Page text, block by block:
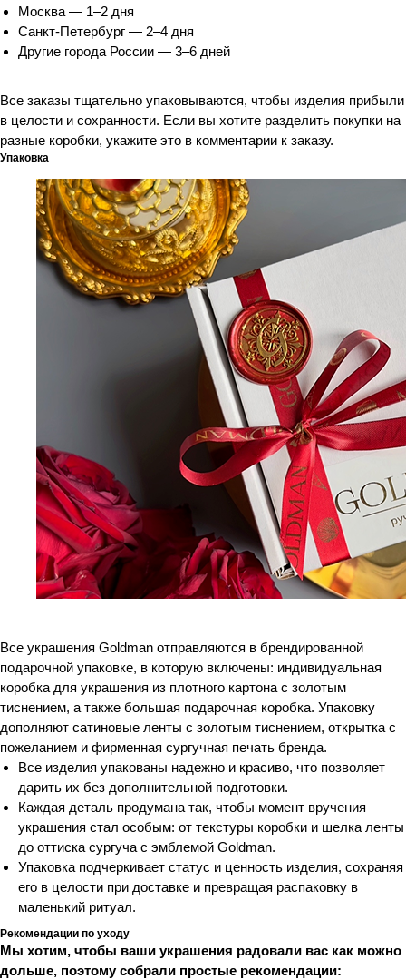
Москва — 1–2 дня
Санкт-Петербург — 2–4 дня
Другие города России — 3–6 дней
Все заказы тщательно упаковываются, чтобы изделия прибыли
в целости и сохранности. Если вы хотите разделить покупки на
разные коробки, укажите это в комментарии к заказу.
Упаковка
Все украшения Goldman отправляются в брендированной
подарочной упаковке, в которую включены: индивидуальная
коробка для украшения из плотного картона с золотым
тиснением, а также большая подарочная коробка. Упаковку
дополняют сатиновые ленты с золотым тиснением, открытка с
пожеланием и фирменная сургучная печать бренда.
Все изделия упакованы надежно и красиво, что позволяет
дарить их без дополнительной подготовки.
Каждая деталь продумана так, чтобы момент вручения
украшения стал особым: от текстуры коробки и шелка ленты
до оттиска сургуча с эмблемой Goldman.
Упаковка подчеркивает статус и ценность изделия, сохраняя
его в целости при доставке и превращая распаковку в
маленький ритуал.
Рекомендации по уходу
Мы хотим, чтобы ваши украшения радовали вас как можно
дольше, поэтому собрали простые рекомендации: